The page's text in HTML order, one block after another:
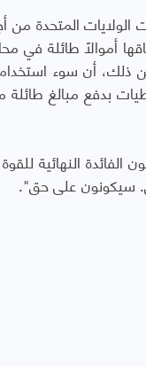
المتحدة من
أموالًا طائلة في
ذلك، أن سوء
بدفع مبالغ
الفائدة النهائية
سيكونون على حق".